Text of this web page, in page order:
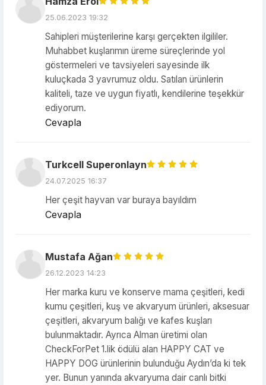
25.06.2023 19:32
Sahipleri müşterilerine karşı gerçekten ilgililer.
Muhabbet kuşlarımın üreme süreçlerinde yol
göstermeleri ve tavsiyeleri sayesinde ilk
kuluçkada 3 yavrumuz oldu. Satılan ürünlerin
kaliteli, taze ve uygun fiyatlı, kendilerine teşekkür
ediyorum.
Cevapla
Turkcell Superonlayn
24.07.2025 16:37
Her çeşit hayvan var buraya bayıldım
Cevapla
Mustafa Ağan
26.12.2023 14:23
Her marka kuru ve konserve mama çeşitleri, kedi
kumu çeşitleri, kuş ve akvaryum ürünleri, aksesuar
çeşitleri, akvaryum balığı ve kafes kuşları
bulunmaktadır. Ayrıca Alman üretimi olan
CheckForPet 1.lik ödülü alan HAPPY CAT ve
HAPPY DOG ürünlerinin bulunduğu Aydın’da ki tek
yer. Bunun yanında akvaryuma dair canlı bitki